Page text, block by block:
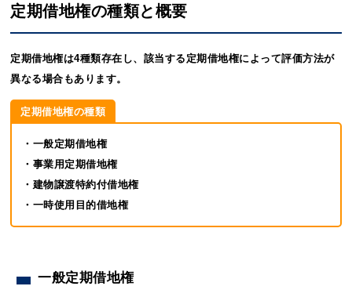
定期借地権の種類と概要
定期借地権は4種類存在し、該当する定期借地権によって評価方法が
異なる場合もあります。
定期借地権の種類
・一般定期借地権
・事業用定期借地権
・建物譲渡特約付借地権
・一時使用目的借地権
一般定期借地権